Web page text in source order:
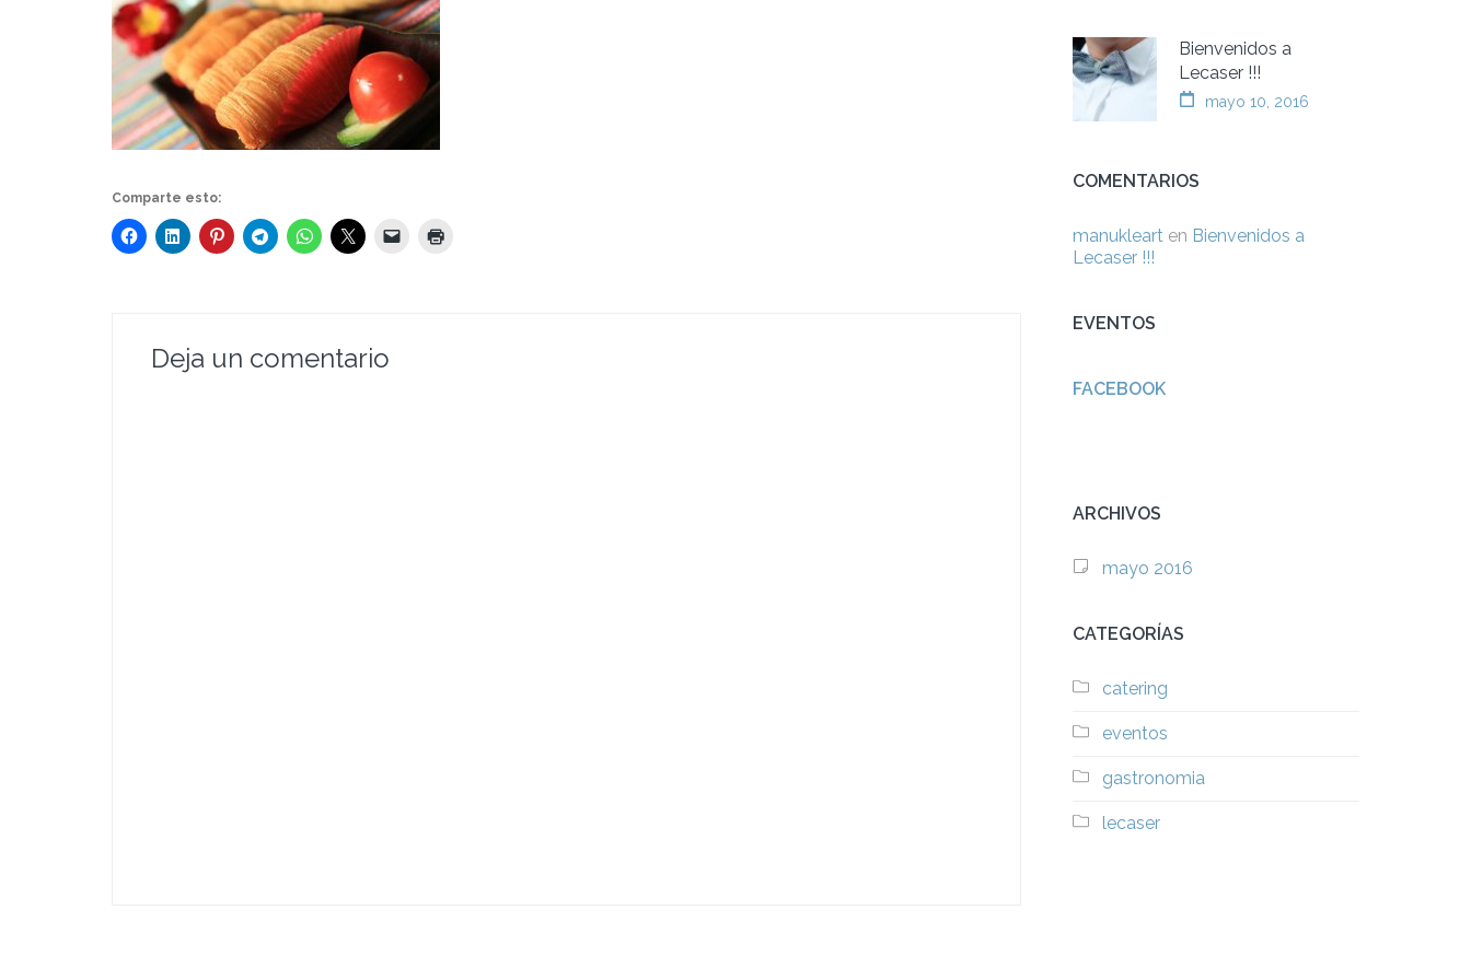
Comparte esto:
Deja un comentario
Bienvenidos a
Lecaser !!!
mayo 10, 2016
COMENTARIOS
manuklearten Bienvenidos a
Lecaser !!!
EVENTOS
FACEBOOK
ARCHIVOS
mayo 2016
CATEGORÍAS
catering
eventos
gastronomia
lecaser